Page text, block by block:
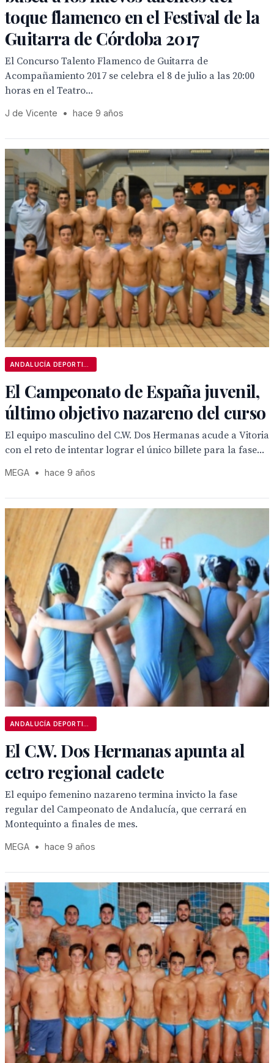
toque flamenco en el Festival de la
Guitarra de Córdoba 2017
El Concurso Talento Flamenco de Guitarra de
Acompañamiento 2017 se celebra el 8 de julio a las 20:00
horas en el Teatro...
J de Vicente • hace 9 años
El Campeonato de España juvenil,
último objetivo nazareno del curso
El equipo masculino del C.W. Dos Hermanas acude a Vitoria
con el reto de intentar lograr el único billete para la fase...
MEGA • hace 9 años
El C.W. Dos Hermanas apunta al
cetro regional cadete
El equipo femenino nazareno termina invicto la fase
regular del Campeonato de Andalucía, que cerrará en
Montequinto a finales de mes.
MEGA • hace 9 años